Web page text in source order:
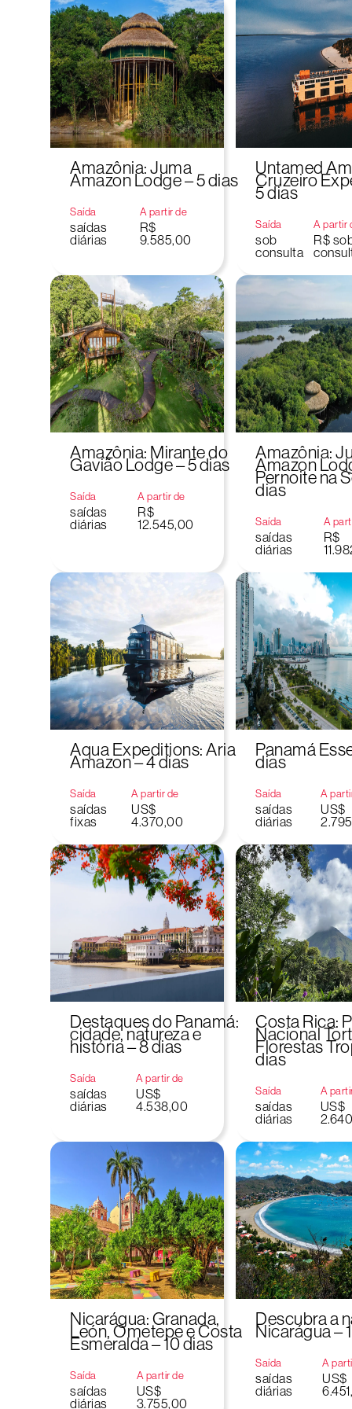
Amazônia: Juma
Amazon Lodge – 5 dias
Saída
saídas
diárias
A partir de
R$
9.585,00
Untamed
Cruzeiro
5 dias
Saída
sob
consulta
A partir
R$
Amazônia: Mirante do
Gavião Lodge – 5 dias
Saída
saídas
diárias
A partir de
R$
12.545,00
Amazônia:
Amazon
Pernoite na
dias
Saída
saídas
diárias
A
R$
Aqua Expeditions: Aria
Amazon – 4 dias
Saída
saídas
fixas
A partir de
US$
4.370,00
Panamá
dias
Saída
saídas
diárias
A
US$
Destaques do Panamá:
cidade, natureza e
história – 8 dias
Saída
saídas
diárias
A partir de
US$
4.538,00
Costa Rica:
Nacional
Florestas
dias
Saída
saídas
diárias
A
US$
Nicarágua: Granada,
León, Ometepe e Costa
Esmeralda – 10 dias
Saída
saídas
diárias
A partir de
US$
3.755,00
Descubra a
Nicarágua –
Saída
saídas
diárias
A
US$